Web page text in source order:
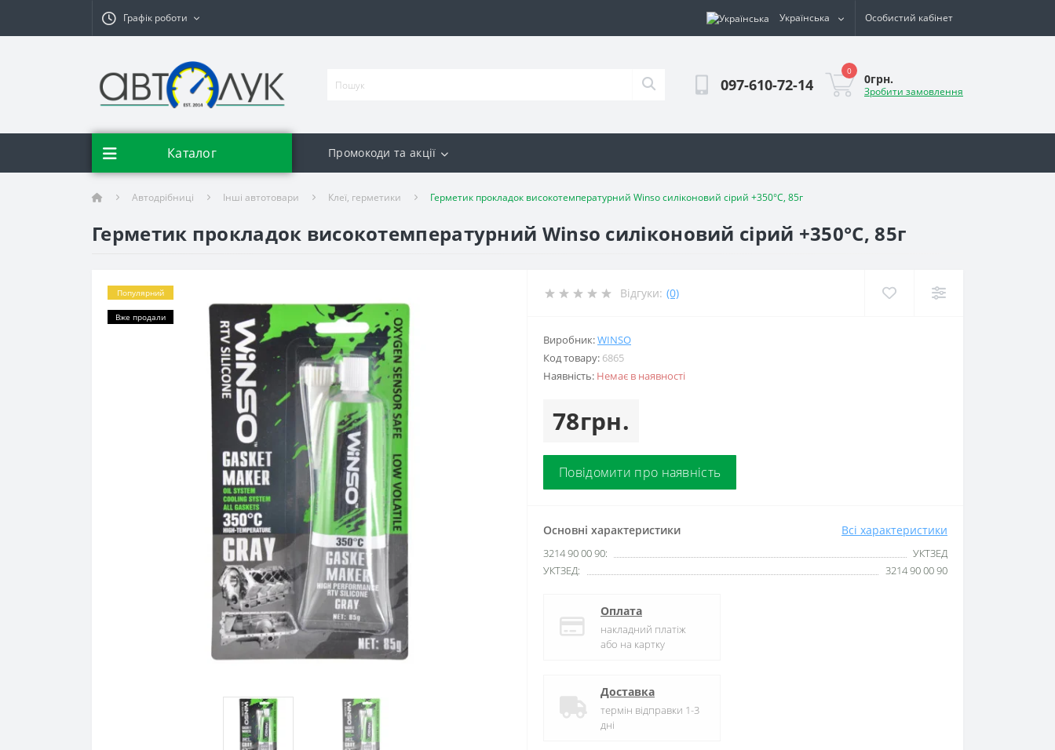
Графік роботи Українська Особистий кабінет
097-610-72-14
0
0грн.
Зробити замовлення
Каталог Промокоди та акції
Автодрібниці Інші автотовари Клеї, герметики Герметик прокладок високотемпературний Winso силіконовий сірий +350°С, 85г
Герметик прокладок високотемпературний Winso силіконовий сірий +350°С, 85г
Популярний
Вже продали
Відгуки: (0)
Виробник:WINSO
Код товару: 6865
Наявність: Немає в наявності
78грн.
Повідомити про наявність
Основні характеристики Всі характеристики
3214 90 00 90:
УКТЗЕД
УКТЗЕД:
3214 90 00 90
Оплата
накладний платіж
або на картку
Доставка
термін відправки 1-3
дні